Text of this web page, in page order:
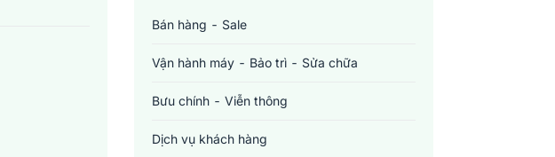
Bán hàng - Sale
Vận hành máy - Bảo trì - Sửa chữa
Bưu chính - Viễn thông
Dịch vụ khách hàng